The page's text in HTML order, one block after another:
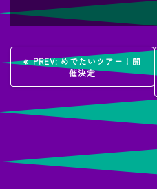
投
稿
ナ
ビ
ゲ
PREV:過
去
投
めでたいツアー！開
催決定